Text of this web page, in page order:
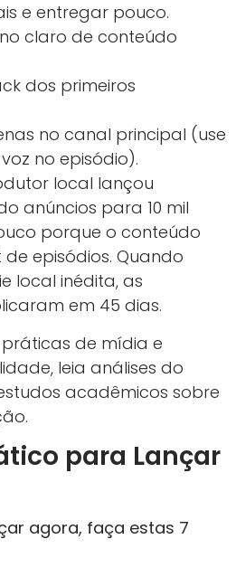
e entregar pouco.
claro de conteúdo
dos primeiros
no canal principal (use
no episódio).
local lançou
anúncios para 10 mil
porque o conteúdo
episódios. Quando
local inédita, as
em 45 dias.
de mídia e
leia análises do
acadêmicos sobre
para Lançar
agora, faça estas 7